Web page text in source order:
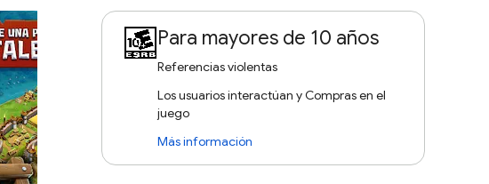
Para mayores de 10 años
Referencias violentas
Los usuarios interactúan y Compras en el
juego
Más información